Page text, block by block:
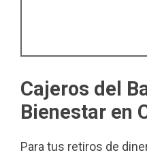
Cajeros del
Bienestar en
Para tus retiros de